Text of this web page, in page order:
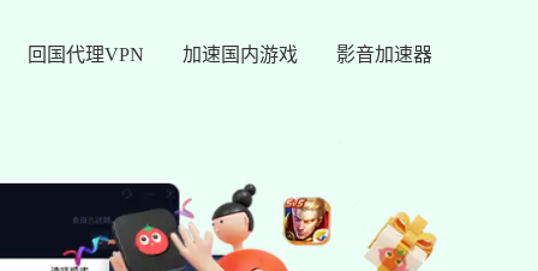
回国代理VPN 加速国内游戏 影音加速器